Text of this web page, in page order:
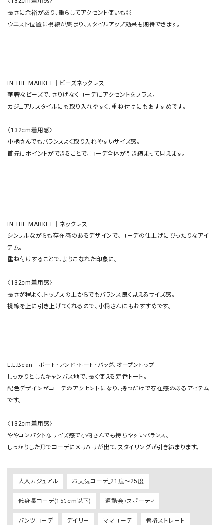
長さに余裕があり、垂らしてアクセント使いも◎
ウエスト位置に視線が集まり、スタイルアップ効果も期待できます。
IN THE MARKET｜ビーズネックレス
華奢なビーズで、さりげなくコーデにアクセントをプラス。
カジュアルスタイルにも取り入れやすく、重ね付けにもおすすめです。
〈132cm着用感〉
小柄さんでもバランスよく取り入れやすいサイズ感。
首元にポイントができることで、コーデ全体が引き締まって見えます。
IN THE MARKET｜ネックレス
シンプルながらも存在感のあるデザインで、コーデの仕上げにぴったりなアイ
テム。
重ね付けすることで、よりこなれた印象に。
〈132cm着用感〉
長さが程よく、トップスの上からでもバランス良く見えるサイズ感。
視線を上に引き上げてくれるので、小柄さんにもおすすめです。
L.L.Bean｜ボート・アンド・トート・バッグ、オープントップ
しっかりとしたキャンバス地で、長く使える定番トート。
配色デザインがコーデのアクセントになり、持つだけで存在感のあるアイテム
です。
〈132cm着用感〉
ややコンパクトなサイズ感で小柄さんでも持ちやすいバランス。
しっかりした形でコーデにメリハリが出て、スタイリングが引き締まります。
大人カジュアル お天気コーデ_21度～25度
低身長コーデ(153cm以下) 運動会・スポーティ
パンツコーデ デイリー ママコーデ 骨格ストレート